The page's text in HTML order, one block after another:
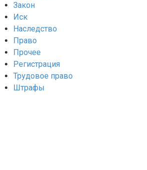
Закон
Иск
Наследство
Право
Прочее
Регистрация
Трудовое право
Штрафы